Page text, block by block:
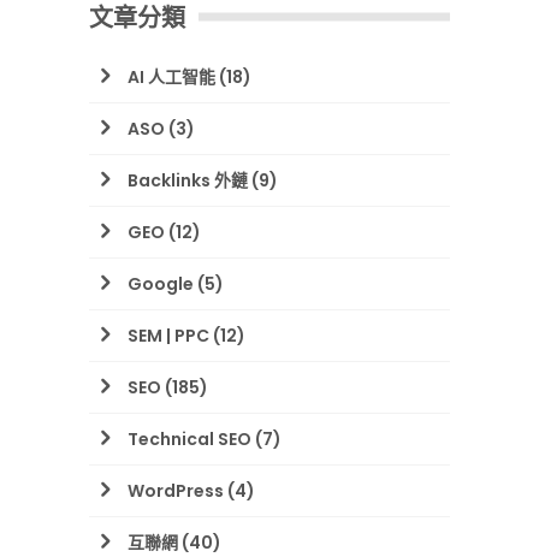
文章分類
AI 人工智能 (18)
ASO (3)
Backlinks 外鏈(9)
GEO (12)
Google (5)
SEM | PPC (12)
SEO (185)
Technical SEO (7)
WordPress (4)
互聯網 (40)